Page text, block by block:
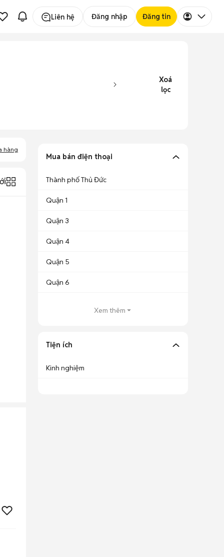
Liên hệ Đăng nhập Đăng tin
Xoá
lọc
hàng
Mua bán điện thoại
Thành phố Thủ Đức
Quận 1
Quận 3
Quận 4
Quận 5
Quận 6
Xem thêm
Tiện ích
Kinh nghiệm